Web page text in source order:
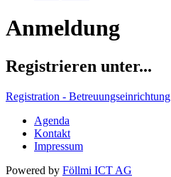
Anmeldung
Registrieren unter...
Registration - Betreuungseinrichtung
Agenda
Kontakt
Impressum
Powered by Föllmi ICT AG